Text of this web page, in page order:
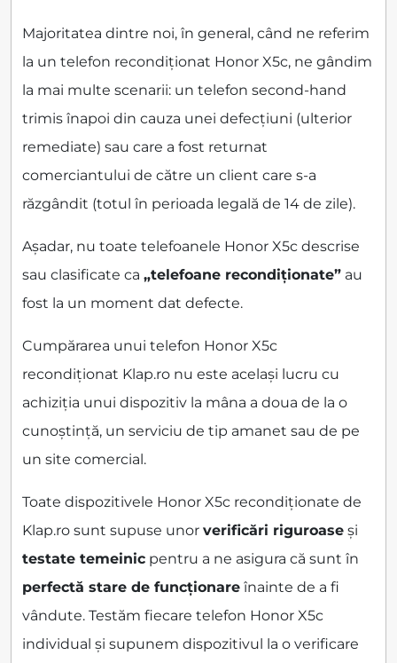
Majoritatea dintre noi, în general, când ne referim
la un telefon recondiționat Honor X5c, ne gândim
la mai multe scenarii: un telefon second-hand
trimis înapoi din cauza unei defecțiuni (ulterior
remediate) sau care a fost returnat
comerciantului de către un client care s-a
răzgândit (totul în perioada legală de 14 de zile).
Așadar, nu toate telefoanele Honor X5c descrise
sau clasificate ca „telefoane recondiționate” au
fost la un moment dat defecte.
Cumpărarea unui telefon Honor X5c
recondiționat Klap.ro nu este același lucru cu
achiziția unui dispozitiv la mâna a doua de la o
cunoștință, un serviciu de tip amanet sau de pe
un site comercial.
Toate dispozitivele Honor X5c recondiționate de
Klap.ro sunt supuse unor verificări riguroase și
testate temeinic pentru a ne asigura că sunt în
perfectă stare de funcționare înainte de a fi
vândute. Testăm fiecare telefon Honor X5c
individual și supunem dispozitivul la o verificare